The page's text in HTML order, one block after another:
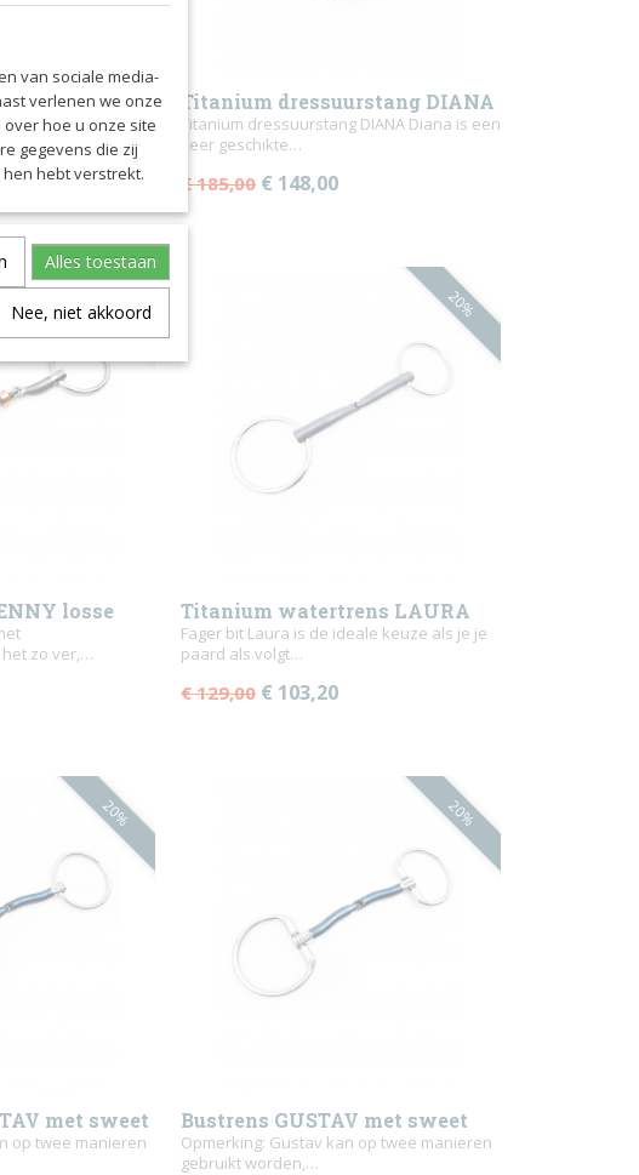
het gevoelige paard
Titanium dressuurstang DIANA
Titanium dressuurstang DIANA Diana is een
zeer geschikte…
€ 185,00 € 148,00
20%
losse
zo ver,…
20%
Titanium watertrens LAURA
Fager bit Laura is de ideale keuze als je je
paard als volgt…
€ 129,00 € 103,20
20%
met sweet
op twee manieren
20%
Bustrens GUSTAV met sweet
iron
Opmerking: Gustav kan op twee manieren
gebruikt worden,…
van sociale media-
verlenen we onze
hoe u onze site
gegevens die zij
hebt verstrekt.
Alles toestaan
Nee, niet akkoord